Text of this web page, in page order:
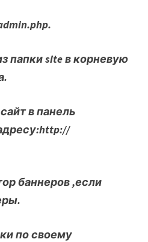
папки site в корневую
в панель
баннеров ,если
по своему